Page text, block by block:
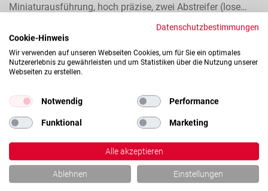
Miniaturausführung, hoch präzise, zwei Abstreifer (lose
Merkliste
Alle Preise verstehen sich zzgl. Mwst. und Versand.
Datenschutzbestimmungen
Cookie-Hinweis
Wir verwenden auf unseren Webseiten Cookies, um für Sie ein optimales
Nutzererlebnis zu gewährleisten und um Statistiken über die Nutzung unserer
Webseiten zu erstellen.
Notwendig Performance
Funktional Marketing
Alle akzeptieren
Ablehnen Einstellungen